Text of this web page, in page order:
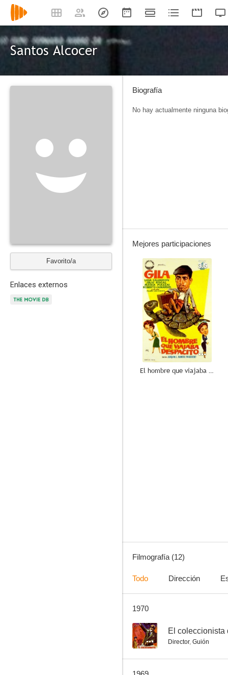
Santos Alcocer
Favorito/a
Enlaces externos
Biografía
No hay actualmente ninguna
Mejores participaciones
3.5
El hombre que viajaba despacito
Sonaron cuatro balazos
--
Filmografía (12)
Todo Dirección
1970
-- El coleccionista
Director, Guión